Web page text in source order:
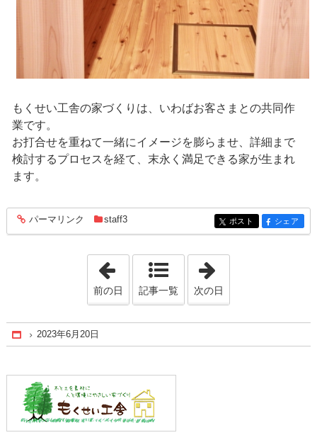
もくせい工舎の家づくりは、いわばお客さまとの共同作
業です。
お打合せを重ねて一緒にイメージを膨らませ、詳細まで
検討するプロセスを経て、末永く満足できる家が生まれ
ます。
entry1228
パーマリンク staff3 entry1228
ポスト entry1228
シェア
「2023年6月16日」
前の日 記事一覧 次の日
Home
2023年6月20日